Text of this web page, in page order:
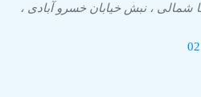
شمالی ، نبش خیابان خسرو آبادی ،